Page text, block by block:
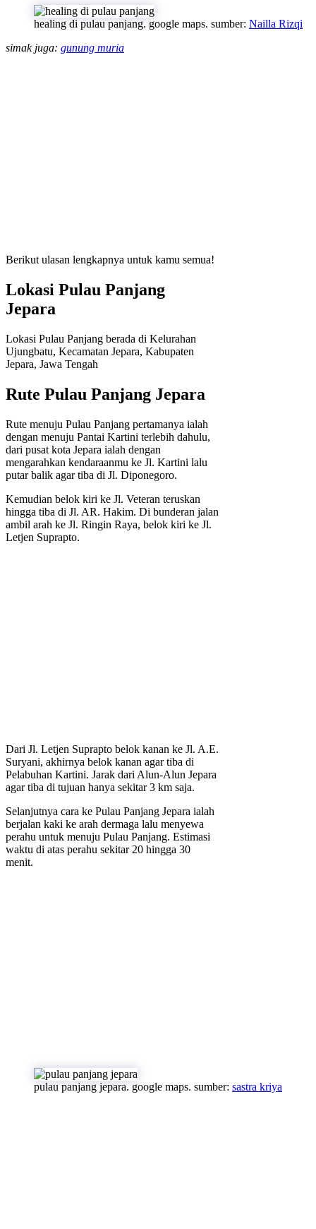
healing di pulau panjang. google maps. sumber: Nailla Rizqi
simak juga: gunung muria
Berikut ulasan lengkapnya untuk kamu semua!
Lokasi Pulau Panjang
Jepara
Lokasi Pulau Panjang berada di Kelurahan
Ujungbatu, Kecamatan Jepara, Kabupaten
Jepara, Jawa Tengah
Rute Pulau Panjang Jepara
Rute menuju Pulau Panjang pertamanya ialah
dengan menuju Pantai Kartini terlebih dahulu,
dari pusat kota Jepara ialah dengan
mengarahkan kendaraanmu ke Jl. Kartini lalu
putar balik agar tiba di Jl. Diponegoro.
Kemudian belok kiri ke Jl. Veteran teruskan
hingga tiba di Jl. AR. Hakim. Di bunderan jalan
ambil arah ke Jl. Ringin Raya, belok kiri ke Jl.
Letjen Suprapto.
Dari Jl. Letjen Suprapto belok kanan ke Jl. A.E.
Suryani, akhirnya belok kanan agar tiba di
Pelabuhan Kartini. Jarak dari Alun-Alun Jepara
agar tiba di tujuan hanya sekitar 3 km saja.
Selanjutnya cara ke Pulau Panjang Jepara ialah
berjalan kaki ke arah dermaga lalu menyewa
perahu untuk menuju Pulau Panjang. Estimasi
waktu di atas perahu sekitar 20 hingga 30
menit.
pulau panjang jepara. google maps. sumber: sastra kriya